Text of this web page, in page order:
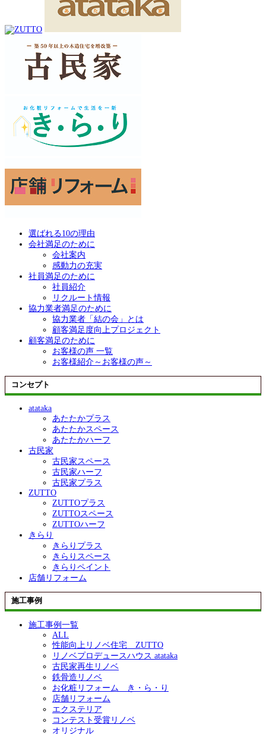
選ばれる10の理由
会社満足のために
会社案内
感動力の充実
社員満足のために
社員紹介
リクルート情報
協力業者満足のために
協力業者「結の会」とは
顧客満足度向上プロジェクト
顧客満足のために
お客様の声 一覧
お客様紹介～お客様の声～
コンセプト
atataka
あたたかプラス
あたたかスペース
あたたかハーフ
古民家
古民家スペース
古民家ハーフ
古民家プラス
ZUTTO
ZUTTOプラス
ZUTTOスペース
ZUTTOハーフ
きらり
きらりプラス
きらりスペース
きらりペイント
店舗リフォーム
施工事例
施工事例一覧
ALL
性能向上リノベ住宅 ZUTTO
リノベプロデュースハウス atataka
古民家再生リノベ
鉄骨造リノベ
お化粧リフォーム き・ら・り
店舗リフォーム
エクステリア
コンテスト受賞リノベ
オリジナル